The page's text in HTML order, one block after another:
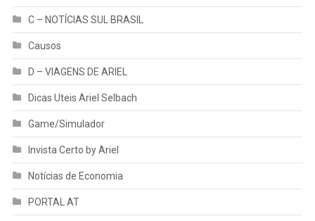
C – NOTÍCIAS SUL BRASIL
Causos
D – VIAGENS DE ARIEL
Dicas Uteis Ariel Selbach
Game/Simulador
Invista Certo by Ariel
Notícias de Economia
PORTAL AT